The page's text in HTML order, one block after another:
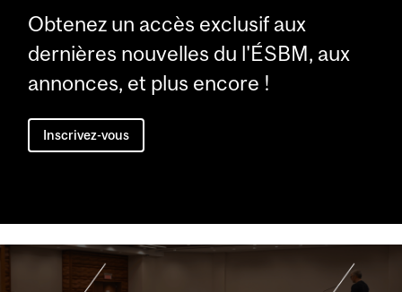
Obtenez un accès exclusif aux
dernières nouvelles du l'ÉSBM, aux
annonces, et plus encore !
Inscrivez-vous